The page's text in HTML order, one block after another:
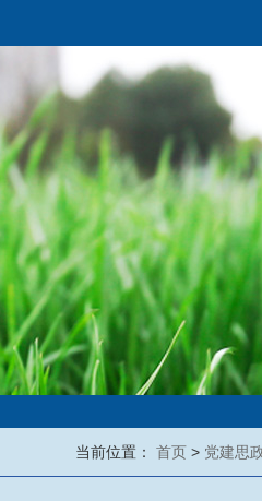
当前位置： 首页 > 党建思